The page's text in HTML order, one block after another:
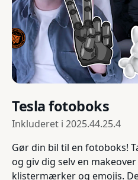
Tesla fotoboks
Inkluderet i 2025.44.25.4
Gør din bil til en fotoboks!
og giv dig selv en
klistermærker og emojis.